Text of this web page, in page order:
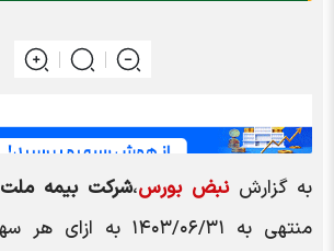
به گزارشنبض بورس،شرکت بیمه ملت